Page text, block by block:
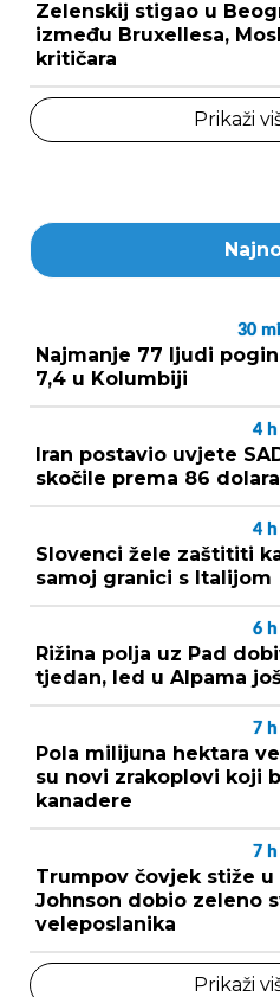
Zelenskij stigao u
između Bruxellesa,
kritičara
Prikaži
30
Najmanje 77 ljudi
7,4 u Kolumbiji
4 h
Iran postavio uvjete
skočile prema 86 dolara
4 h
Slovenci žele zaštititi
samoj granici s Italijom
6 h
Rižina polja uz Pad
tjedan, led u Alpama
7 h
Pola milijuna hektara
su novi zrakoplovi koji
kanadere
7 h
Trumpov čovjek stiže u
Johnson dobio zeleno
veleposlanika
Prikaži